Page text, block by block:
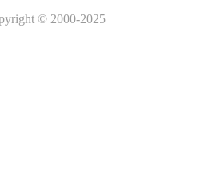
© 2000-2025